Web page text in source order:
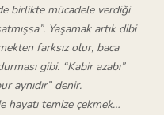
birlikte mücadele verdiği
Yaşamak artık dibi
farksız olur, baca
gibi. “Kabir azabı”
aynıdır” denir.
hayatı temize çekmek…